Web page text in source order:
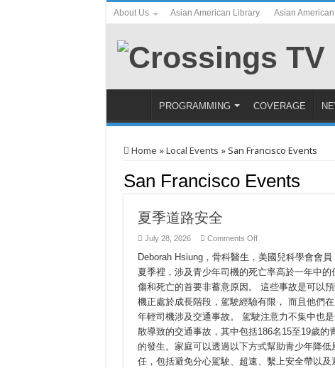
About Us Asian American Library Asian
PROGRAMMING COVERAGE
Home »Local Events »San Francisco Events
San Francisco Events
夏季道路安全
July 28, 2026 Comments Offon
季
道
路
安
全
Deborah Hsiung，骨科醫生，美國兒科學會會
夏季裡，涉及青少年司機的死亡率高於一年中
傷和死亡的首要非蓄意原因。 這些事故是可以
機正處於成長階段，駕駛經驗有限， 而且他們
年輕司機涉及交通事故。 駕駛注意力不集中也
散導致的交通事故，其中包括186名15至19歲
的發生。家庭可以透過以下方式幫助青少年降
任，包括避免分心駕駛、超速、繫上安全帶以